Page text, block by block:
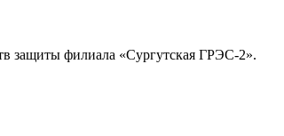
защиты филиала «Сургутская ГРЭС-2».